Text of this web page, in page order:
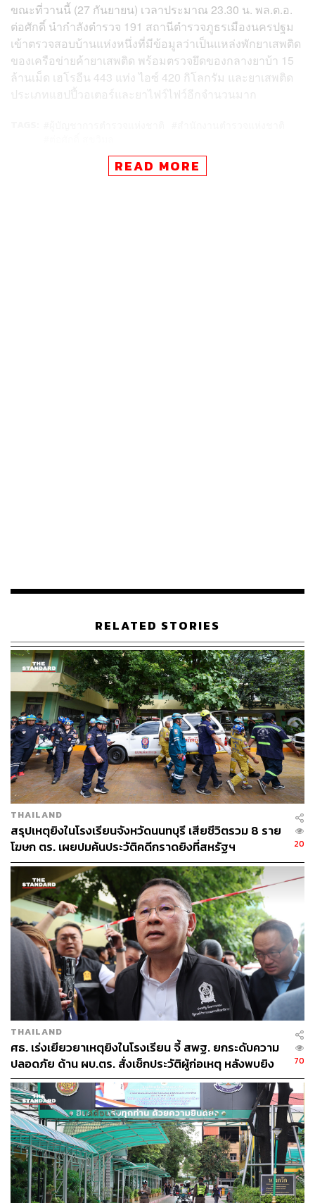
ขณะที่วานนี้ (27 กันยายน) เวลาประมาณ 23.30 น. พล.ต.อ.
ต่อศักดิ์ นำกำลังตำรวจ 191 สถานีตำรวจภูธรเมืองนครปฐม
เข้าตรวจสอบบ้านแห่งหนึ่งที่มีข้อมูลว่าเป็นแหล่งพักยาเสพติด
ของเครือข่ายค้ายาเสพติด พร้อมตรวจยึดของกลางยาบ้า 15
ล้านเม็ด เฮโรอีน 443 แท่ง ไอซ์ 420 กิโลกรัม และยาเสพติด
ประเภทแฮปปี้วอเตอร์และยาไฟว์ไฟว์อีกจำนวนมาก
READ MORE
RELATED STORIES
THAILAND
สรุปเหตุยิงในโรงเรียนจังหวัดนนทบุรี เสียชีวิตรวม 8 ราย
โฆษก ตร. เผยปมค้นประวัติคดีกราดยิงที่สหรัฐฯ
20
THAILAND
ศธ. เร่งเยียวยาเหตุยิงในโรงเรียน จี้ สพฐ. ยกระดับความ
ปลอดภัย ด้าน ผบ.ตร. สั่งเช็กประวัติผู้ก่อเหตุ หลังพบยิง
จุดตายแม่นยำ
70